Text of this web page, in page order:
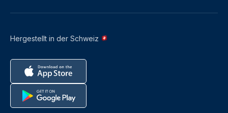
Hergestellt in der Schweiz